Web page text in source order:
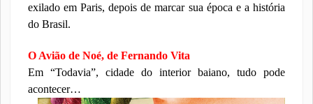
exilado em Paris, depois de marcar sua época e a história
do Brasil.
O Avião de Noé, de Fernando Vita
Em “Todavia”, cidade do interior baiano, tudo pode
acontecer…